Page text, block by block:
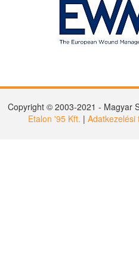
Copyright © 2003-2021 - Magyar
Etalon '95 Kft. |Adatkezelési